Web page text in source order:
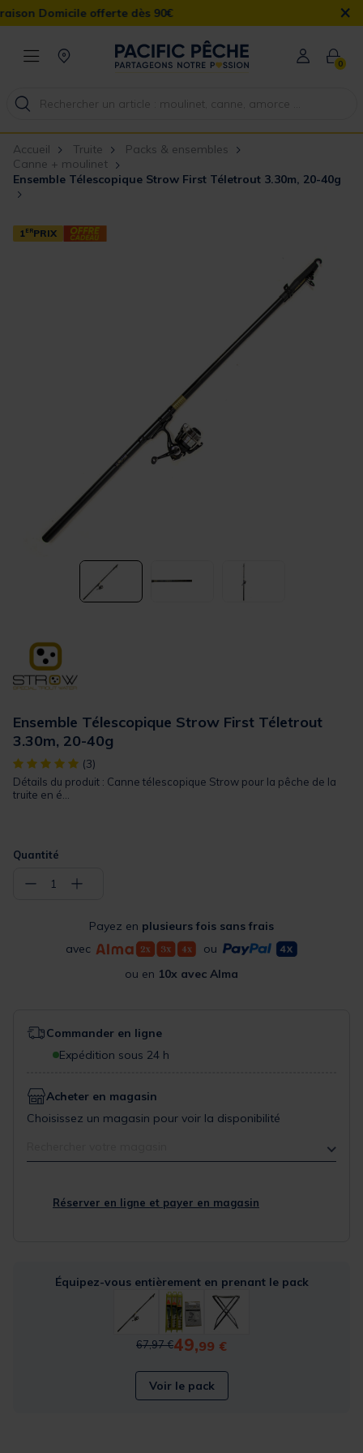
offerte dès 90€ ×
0
Accueil Truite
Packs & ensembles
Canne + moulinet
Ensemble Télescopique Strow First Téletrout 3.30m, 20-40g
1ERPRIX
Ensemble Télescopique Strow First Téletrout
3.30m, 20-40g
[object Object] out of 5 Customer Rating
(3)
Détails du produit : Canne télescopique Strow pour la pêche de la
truite en é...
Quantité
− 1 +
Payez en plusieurs fois sans frais
avec
ou
ou en 10x avec Alma
Commander en ligne
Expédition sous 24 h
Acheter en magasin
Choisissez un magasin pour voir la disponibilité
Réserver en ligne et payer en magasin
Équipez-vous entièrement en prenant le pack
Price reduced from
67,97 €to
49,99 €
Voir le pack